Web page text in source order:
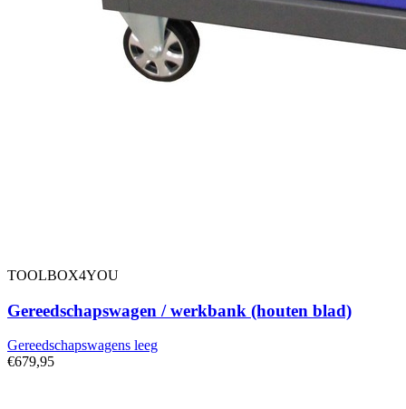
TOOLBOX4YOU
Gereedschapswagen / werkbank (houten blad)
Gereedschapswagens leeg
€679,95